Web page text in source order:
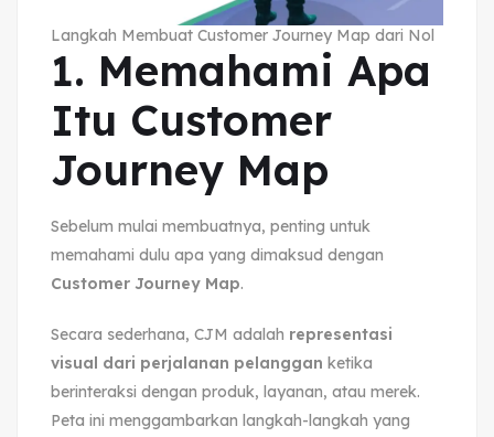
Langkah Membuat Customer Journey Map dari Nol
1. Memahami Apa
Itu Customer
Journey Map
Sebelum mulai membuatnya, penting untuk
memahami dulu apa yang dimaksud dengan
Customer Journey Map.
Secara sederhana, CJM adalah representasi
visual dari perjalanan pelanggan ketika
berinteraksi dengan produk, layanan, atau merek.
Peta ini menggambarkan langkah-langkah yang